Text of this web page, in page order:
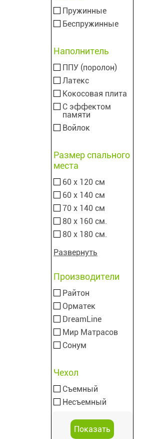
Пружинные
Беспружинные
Наполнитель
ППУ (поролон)
Латекс
Кокосовая плита
С эффектом
памяти
Войлок
Размер спального
места
60 х 120 см
60 х 140 см
70 х 140 см
80 х 160 см.
80 х 180 см.
Развернуть
Производители
Райтон
Орматек
DreamLine
Мир Матрасов
Сонум
Чехол
Съемный
Несъемный